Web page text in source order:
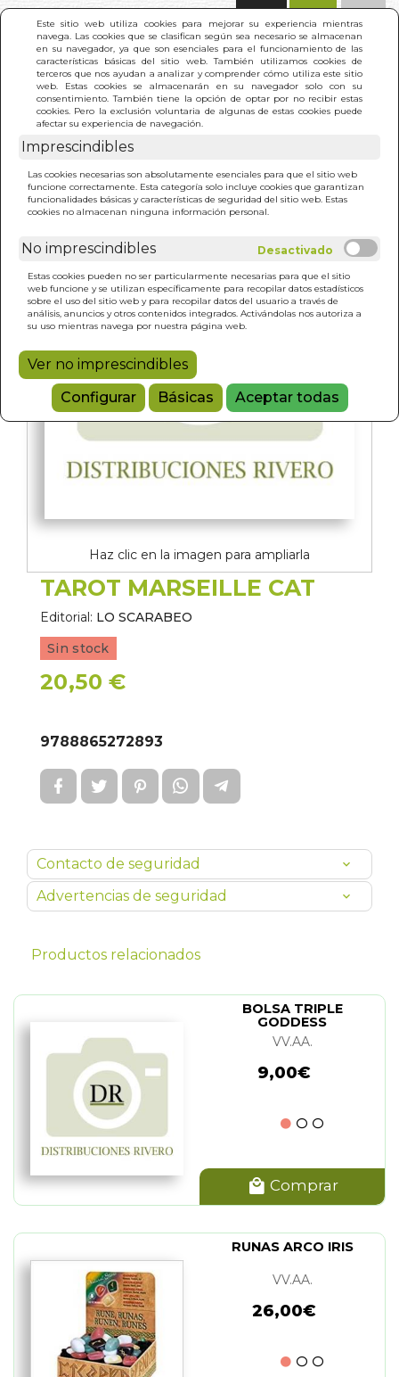
Este sitio web utiliza cookies para mejorar su experiencia mientras
navega. Las cookies que se clasifican según sea necesario se almacenan
en su navegador, ya que son esenciales para el funcionamiento de las
características básicas del sitio web. También utilizamos cookies de
terceros que nos ayudan a analizar y comprender cómo utiliza este sitio
web. Estas cookies se almacenarán en su navegador solo con su
consentimiento. También tiene la opción de optar por no recibir estas
cookies. Pero la exclusión voluntaria de algunas de estas cookies puede
afectar su experiencia de navegación.
Imprescindibles
Las cookies necesarias son absolutamente esenciales para que el sitio web
funcione correctamente. Esta categoría solo incluye cookies que garantizan
funcionalidades básicas y características de seguridad del sitio web. Estas
cookies no almacenan ninguna información personal.
No imprescindibles
Estas cookies pueden no ser particularmente necesarias para que el sitio
web funcione y se utilizan específicamente para recopilar datos estadísticos
sobre el uso del sitio web y para recopilar datos del usuario a través de
análisis, anuncios y otros contenidos integrados. Activándolas nos autoriza a
su uso mientras navega por nuestra página web.
Ver no imprescindibles
Configurar
Básicas Aceptar todas
INICIO > TAROT MARSEILLE CAT
Haz clic en la imagen para ampliarla
TAROT MARSEILLE CAT
Editorial: LO SCARABEO
Sin stock
20,50 €
9788865272893
Contacto de seguridad
Advertencias de seguridad
Productos relacionados
BOLSA TRIPLE
GODDESS
VV.AA.
9,00€
Comprar
RUNAS ARCO IRIS
VV.AA.
26,00€